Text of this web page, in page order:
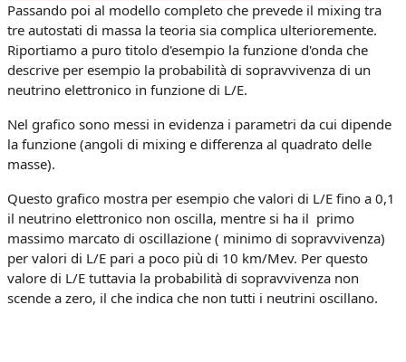
Passando poi al modello completo che prevede il mixing tra
tre autostati di massa la teoria sia complica ulterioremente.
Riportiamo a puro titolo d'esempio la funzione d'onda che
descrive per esempio la probabilità di sopravvivenza di un
neutrino elettronico in funzione di L/E.
Nel grafico sono messi in evidenza i parametri da cui dipende
la funzione (angoli di mixing e differenza al quadrato delle
masse).
Questo grafico mostra per esempio che valori di L/E fino a 0,1
il neutrino elettronico non oscilla, mentre si ha il primo
massimo marcato di oscillazione ( minimo di sopravvivenza)
per valori di L/E pari a poco più di 10 km/Mev. Per questo
valore di L/E tuttavia la probabilità di sopravvivenza non
scende a zero, il che indica che non tutti i neutrini oscillano.